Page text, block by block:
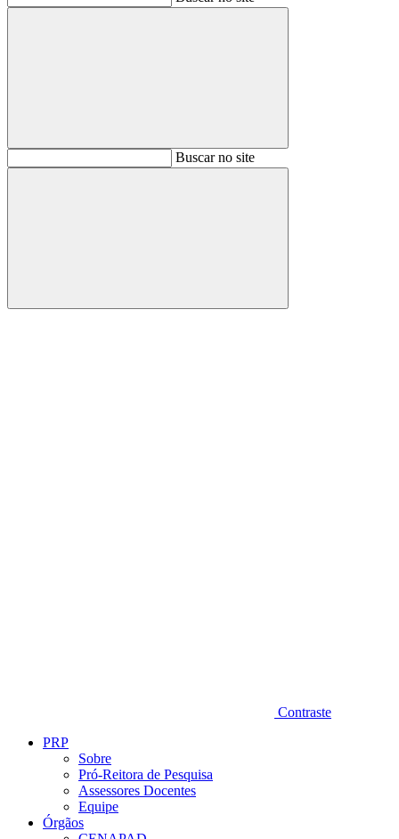
BuscarBuscar no site
Buscar
Contraste
PRP
Sobre
Pró-Reitora de Pesquisa
Assessores Docentes
Equipe
Órgãos